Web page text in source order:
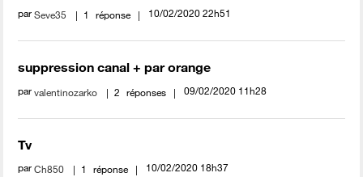
parSeve35 1 réponse ‎10/02/2020 22h51
suppression canal + par orange
parvalentinozarko 2 réponses ‎09/02/2020 11h28
Tv
parCh850 1 réponse ‎10/02/2020 18h37